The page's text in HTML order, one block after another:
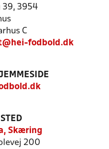
39, 3954
C
fodbold.dk
Skæring
200